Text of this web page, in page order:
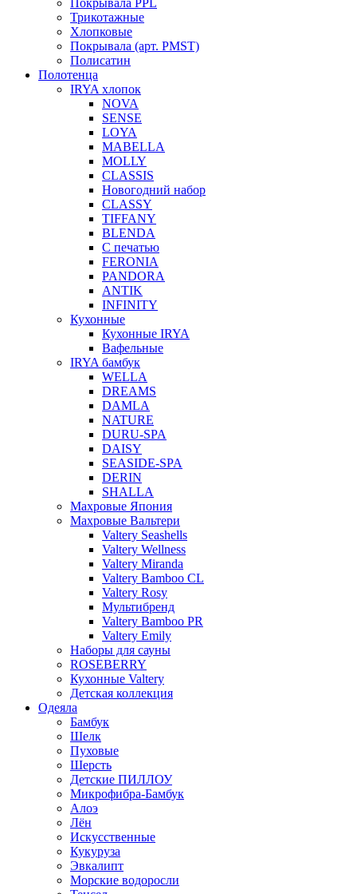
Покрывала PPL
Трикотажные
Хлопковые
Покрывала (арт. PMST)
Полисатин
Полотенца
IRYA хлопок
NOVA
SENSE
LOYA
MABELLA
MOLLY
CLASSIS
Новогодний набор
CLASSY
TIFFANY
BLENDA
С печатью
FERONIA
PANDORA
ANTIK
INFINITY
Кухонные
Кухонные IRYA
Вафельные
IRYA бамбук
WELLA
DREAMS
DAMLA
NATURE
DURU-SPA
DAISY
SEASIDE-SPA
DERIN
SHALLA
Махровые Япония
Махровые Вальтери
Valtery Seashells
Valtery Wellness
Valtery Miranda
Valtery Bamboo CL
Valtery Rosy
Мультибренд
Valtery Bamboo PR
Valtery Emily
Наборы для сауны
ROSEBERRY
Кухонные Valtery
Детская коллекция
Одеяла
Бамбук
Шелк
Пуховые
Шерсть
Детские ПИЛЛОУ
Микрофибра-Бамбук
Алоэ
Лён
Искусственные
Кукуруза
Эвкалипт
Морские водоросли